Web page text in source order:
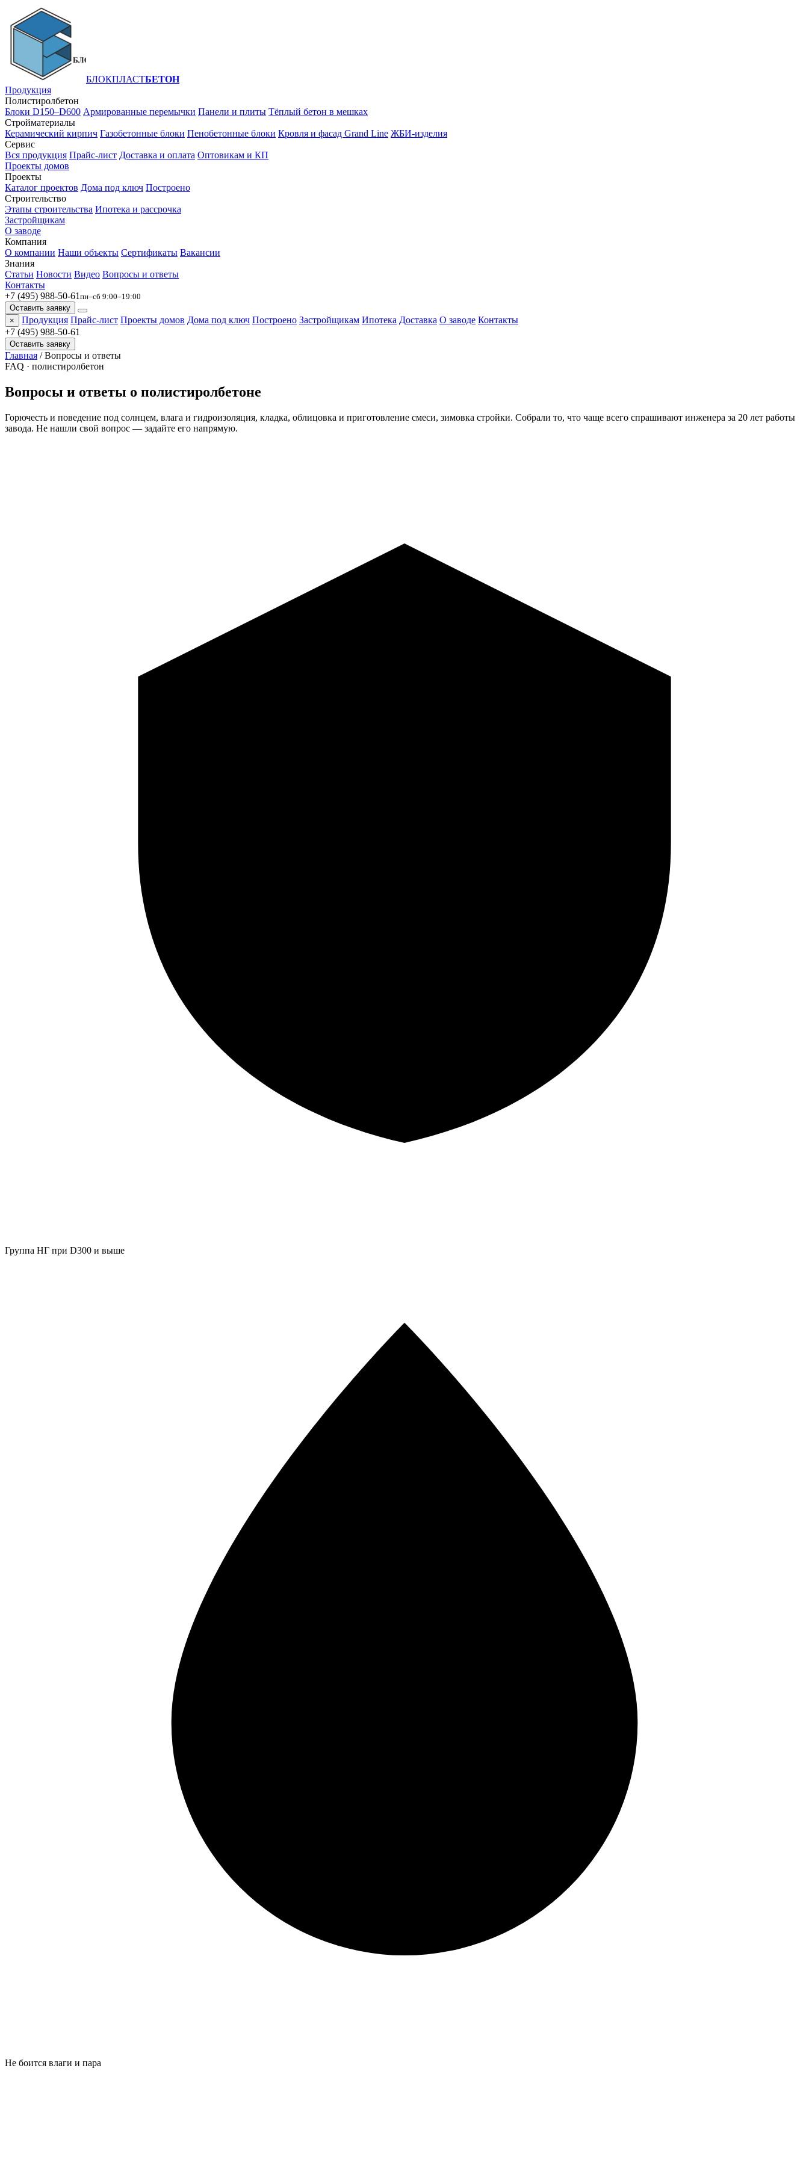
БЛОКПЛАСТБЕТОН
Продукция
Полистиролбетон
Блоки D150–D600 Армированные перемычки Панели и плиты Тёплый бетон в мешках
Стройматериалы
Керамический кирпич Газобетонные блоки Пенобетонные блоки Кровля и фасад Grand Line ЖБИ-изделия
Сервис
Вся продукция Прайс-лист Доставка и оплата Оптовикам и КП
Проекты домов
Проекты
Каталог проектов Дома под ключ Построено
Строительство
Этапы строительства Ипотека и рассрочка
Застройщикам
О заводе
Компания
О компании Наши объекты Сертификаты Вакансии
Знания
Статьи Новости Видео Вопросы и ответы
Контакты
+7 (495) 988-50-61 пн–сб 9:00–19:00
Оставить заявку
×
Продукция Прайс-лист Проекты домов Дома под ключ Построено Застройщикам Ипотека Доставка О заводе Контакты
+7 (495) 988-50-61
Оставить заявку
Главная / Вопросы и ответы
FAQ · полистиролбетон
Вопросы и ответы о полистиролбетоне
Горючесть и поведение под солнцем, влага и гидроизоляция, кладка, облицовка и приготовление смеси, зимовка стройки. Собрали то, что чаще всего спрашивают инженера за 20 лет работы
завода. Не нашли свой вопрос — задайте его напрямую.
Группа НГ при D300 и выше
Не боится влаги и пара